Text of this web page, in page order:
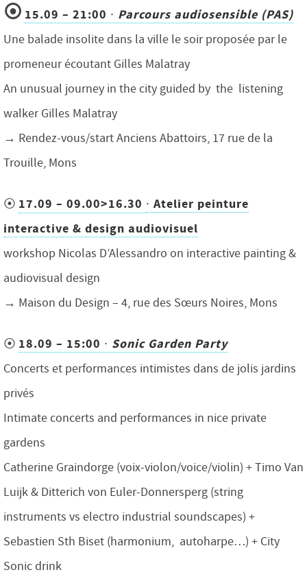
⦿ 15.09 – 21:00 ∙ Parcours audiosensible (PAS)
Une balade insolite dans la ville le soir proposée par le
promeneur écoutant Gilles Malatray
An unusual journey in the city guided by the listening
walker Gilles Malatray
→ Rendez-vous/start Anciens Abattoirs, 17 rue de la
Trouille, Mons
⦿ 17.09 – 09.00>16.30 ∙ Atelier peinture
interactive & design audiovisuel
workshop Nicolas D’Alessandro on interactive painting &
audiovisual design
→ Maison du Design – 4, rue des Sœurs Noires, Mons
⦿ 18.09 – 15:00 ∙ Sonic Garden Party
Concerts et performances intimistes dans de jolis jardins
privés
Intimate concerts and performances in nice private
gardens
Catherine Graindorge (voix-violon/voice/violin) + Timo Van
Luijk & Ditterich von Euler-Donnersperg (string
instruments vs electro industrial soundscapes) +
Sebastien Sth Biset (harmonium, autoharpe…) + City
Sonic drink